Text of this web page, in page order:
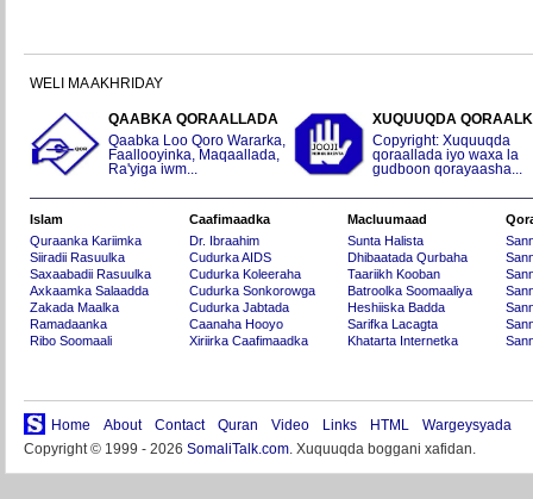
WELI MA AKHRIDAY
QAABKA QORAALLADA
Qaabka Loo Qoro Wararka,
Faallooyinka, Maqaallada,
Ra'yiga iwm...
XUQUUQDA
Copyright: Xuquuqda
qoraallada iyo waxa la
gudboon qorayaasha...
Islam
Quraanka Kariimka
Siiradii Rasuulka
Saxaabadii Rasuulka
Axkaamka Salaadda
Zakada Maalka
Ramadaanka
Ribo Soomaali
Caafimaadka
Dr. Ibraahim
Cudurka AIDS
Cudurka Koleeraha
Cudurka Sonkorowga
Cudurka Jabtada
Caanaha Hooyo
Xiriirka Caafimaadka
Macluumaad
Sunta Halista
Dhibaatada Qurbaha
Taariikh Kooban
Batroolka Soomaaliya
Heshiiska Badda
Sarifka Lacagta
Khatarta Internetka
Home About Contact Quran Video Links HTML
Wargeysyada
Copyright © 1999 - 2026 SomaliTalk.com. Xuquuqda boggani xafidan.